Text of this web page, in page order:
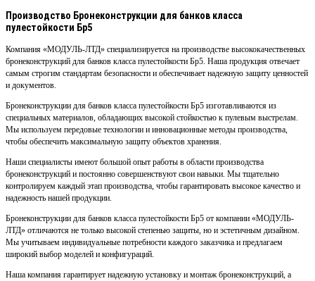
Производство Бронеконструкции для банков класса
пулестойкости Бр5
Компания «МОДУЛЬ-ЛТД» специализируется на производстве высококачественных
бронеконструкций для банков класса пулестойкости Бр5. Наша продукция отвечает
самым строгим стандартам безопасности и обеспечивает надежную защиту ценностей
и документов.
Бронеконструкции для банков класса пулестойкости Бр5 изготавливаются из
специальных материалов, обладающих высокой стойкостью к пулевым выстрелам.
Мы используем передовые технологии и инновационные методы производства,
чтобы обеспечить максимальную защиту объектов хранения.
Наши специалисты имеют большой опыт работы в области производства
бронеконструкций и постоянно совершенствуют свои навыки. Мы тщательно
контролируем каждый этап производства, чтобы гарантировать высокое качество и
надежность нашей продукции.
Бронеконструкции для банков класса пулестойкости Бр5 от компании «МОДУЛЬ-
ЛТД» отличаются не только высокой степенью защиты, но и эстетичным дизайном.
Мы учитываем индивидуальные потребности каждого заказчика и предлагаем
широкий выбор моделей и конфигураций.
Наша компания гарантирует надежную установку и монтаж бронеконструкций, а